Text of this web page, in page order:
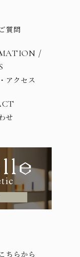
質問
/
アクセス
せ
ちらから